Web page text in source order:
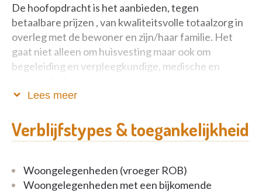
De hoofopdracht is het aanbieden, tegen
betaalbare prijzen , van kwaliteitsvolle totaalzorg in
overleg met de bewoner en zijn/haar familie. Het
gaat niet alleen om huisvesting maar ook om
begeleiding en verpleegkundige, medische en
bewoner staat vooraan.
medewerkers , bepalen in grote mate de kwaliteit
van de dienstverlening. Door aangepaste
Lees meer
Verblijfstypes & toegankelijkheid
Woongelegenheden (vroeger ROB)
Woongelegenheden met een bijkomende